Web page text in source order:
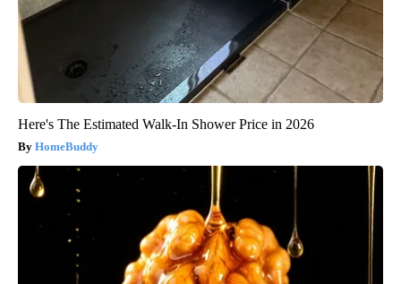
Here's The Estimated Walk-In Shower Price in 2026
HomeBuddy